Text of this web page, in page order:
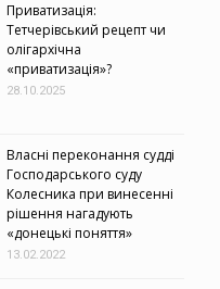
Приватизація:
Тетчерівський рецепт чи
олігархічна
«приватизація»?
28.10.2025
Власні переконання судді
Господарського суду
Колесника при винесенні
рішення нагадують
«донецькі поняття»
13.02.2022